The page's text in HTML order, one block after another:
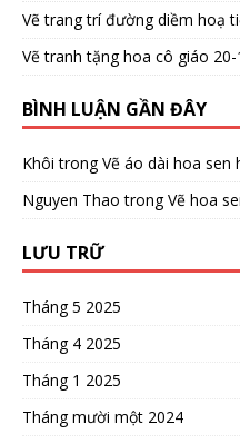
Vẽ trang trí đường diềm hoạ
Vẽ tranh tặng hoa cô giáo 20-
BÌNH LUẬN GẦN ĐÂY
Khôi trongVẽ áo dài hoa sen
Nguyen Thao trongVẽ hoa
LƯU TRỮ
Tháng 5 2025
Tháng 4 2025
Tháng 1 2025
Tháng mười một 2024